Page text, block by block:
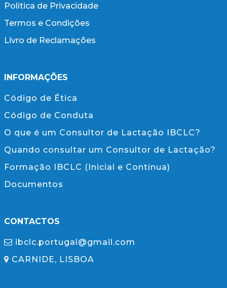
Política de Privacidade
Termos e Condições
Livro de Reclamações
INFORMAÇÕES
Código de Ética
Código de Conduta
O que é um Consultor de Lactação IBCLC?
Quando consultar um Consultor de Lactação?
Formação IBCLC (Inicial e Contínua)
Documentos
CONTACTOS
ibclc.portugal@gmail.com
CARNIDE, LISBOA